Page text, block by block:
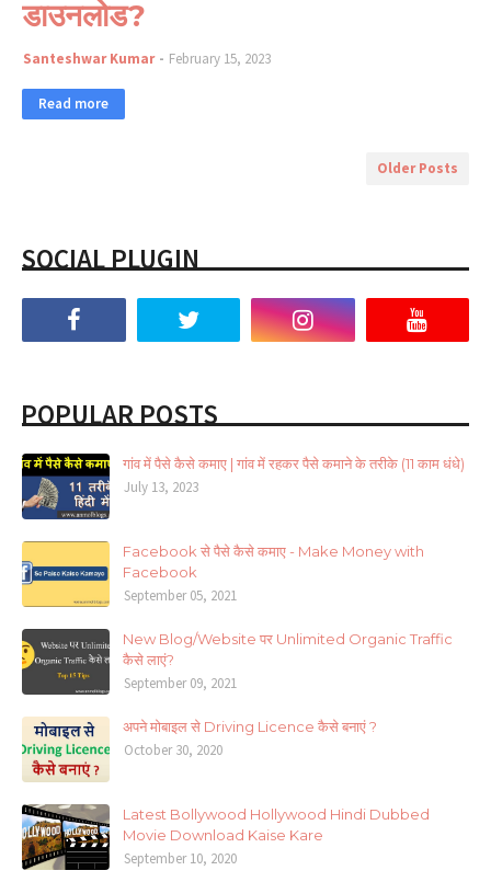
डाउनलोड?
Santeshwar Kumar February 15, 2023
Read more
Older Posts
SOCIAL PLUGIN
POPULAR POSTS
गांव में पैसे कैसे कमाए | गांव में रहकर पैसे कमाने के तरीके (11 काम धंधे)
July 13, 2023
Facebook से पैसे कैसे कमाए - Make Money with
Facebook
September 05, 2021
New Blog/Website पर Unlimited Organic Traffic
कैसे लाएं?
September 09, 2021
अपने मोबाइल से Driving Licence कैसे बनाएं ?
October 30, 2020
Latest Bollywood Hollywood Hindi Dubbed
Movie Download Kaise Kare
September 10, 2020